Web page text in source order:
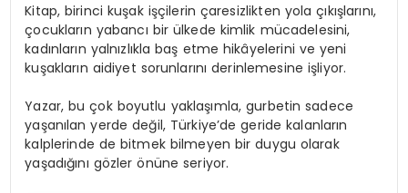
Kitap, birinci kuşak işçilerin çaresizlikten yola çıkışlarını,
çocukların yabancı bir ülkede kimlik mücadelesini,
kadınların yalnızlıkla baş etme hikâyelerini ve yeni
kuşakların aidiyet sorunlarını derinlemesine işliyor.
Yazar, bu çok boyutlu yaklaşımla, gurbetin sadece
yaşanılan yerde değil, Türkiye’de geride kalanların
kalplerinde de bitmek bilmeyen bir duygu olarak
yaşadığını gözler önüne seriyor.